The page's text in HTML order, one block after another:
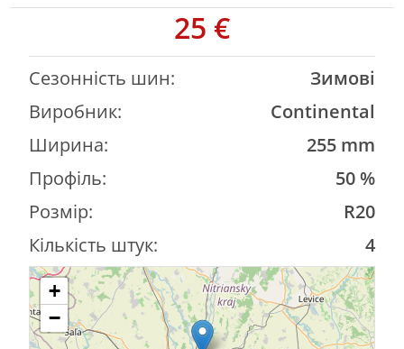
25 €
Деталі оголошення
Сезонність шин:
Зимові
Виробник:
Continental
Ширина:
255 mm
Профіль:
50 %
Розмір:
R20
Кількість штук:
4
+
−